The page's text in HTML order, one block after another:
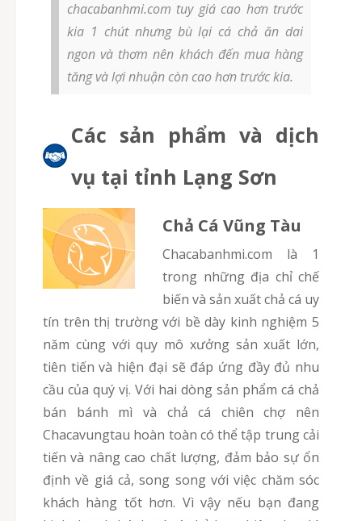
chacabanhmi.com tuy giá cao hơn trước
kia 1 chút nhưng bù lại cá chả ăn dai
ngon và thơm nên khách đến mua hàng
tăng và lợi nhuận còn cao hơn trước kia.
Các sản phẩm và dịch
vụ tại tỉnh Lạng Sơn
Chả Cá Vũng Tàu
chacabanhmi.com là 1
trong những địa chỉ chế
biến và sản xuất chả cá uy
tín trên thị trường với bề dày kinh nghiệm 5
năm cùng với quy mô xưởng sản xuất lớn,
tiên tiến và hiện đại sẽ đáp ứng đầy đủ nhu
cầu của quý vị. Với hai dòng sản phẩm cá chả
bán bánh mì và chả cá chiên chợ nên
Chacavungtau hoàn toàn có thể tập trung cải
tiến và nâng cao chất lượng, đảm bảo sự ổn
định về giá cả, song song với việc chăm sóc
khách hàng tốt hơn. Vì vậy nếu bạn đang